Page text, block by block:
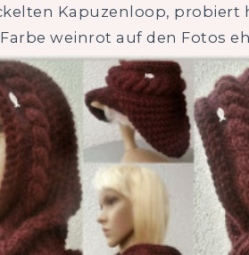
Kapuzenloop, probiert
weinrot auf den Fotos